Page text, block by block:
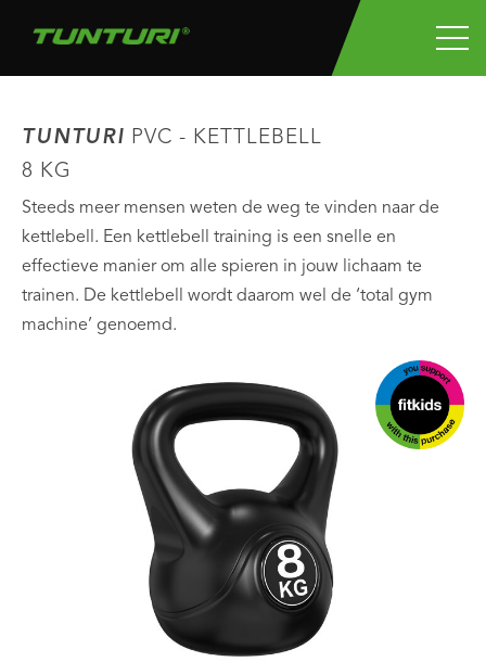
TUNTURI PVC - KETTLEBELL
8 KG
Steeds meer mensen weten de weg te vinden naar de
kettlebell. Een kettlebell training is een snelle en
effectieve manier om alle spieren in jouw lichaam te
trainen. De kettlebell wordt daarom wel de ‘total gym
machine’ genoemd.